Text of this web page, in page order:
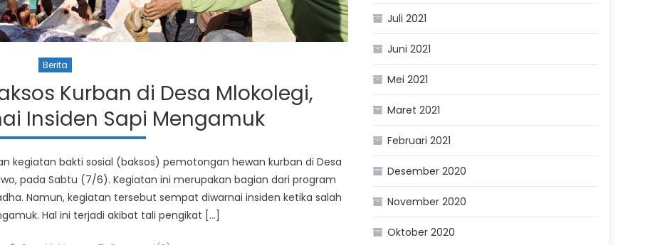
Berita
Kurban di Desa Mlokolegi,
Insiden Sapi Mengamuk
kegiatan bakti sosial (baksos) pemotongan hewan kurban di Desa
pada Sabtu (7/6). Kegiatan ini merupakan bagian dari program
Namun, kegiatan tersebut sempat diwarnai insiden ketika salah
Hal ini terjadi akibat tali pengikat […]
Juli 2021
Juni 2021
Mei 2021
Maret 2021
Februari 2021
Desember 2020
November 2020
Oktober 2020